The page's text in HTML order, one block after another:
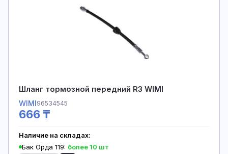
Шланг тормозной передний R3 WIMI
WIMI96534545
666 ₸
Наличие на складах:
Бак Орда 119: более 10 шт